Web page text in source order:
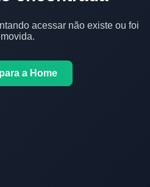
acessar não existe ou foi
a Home